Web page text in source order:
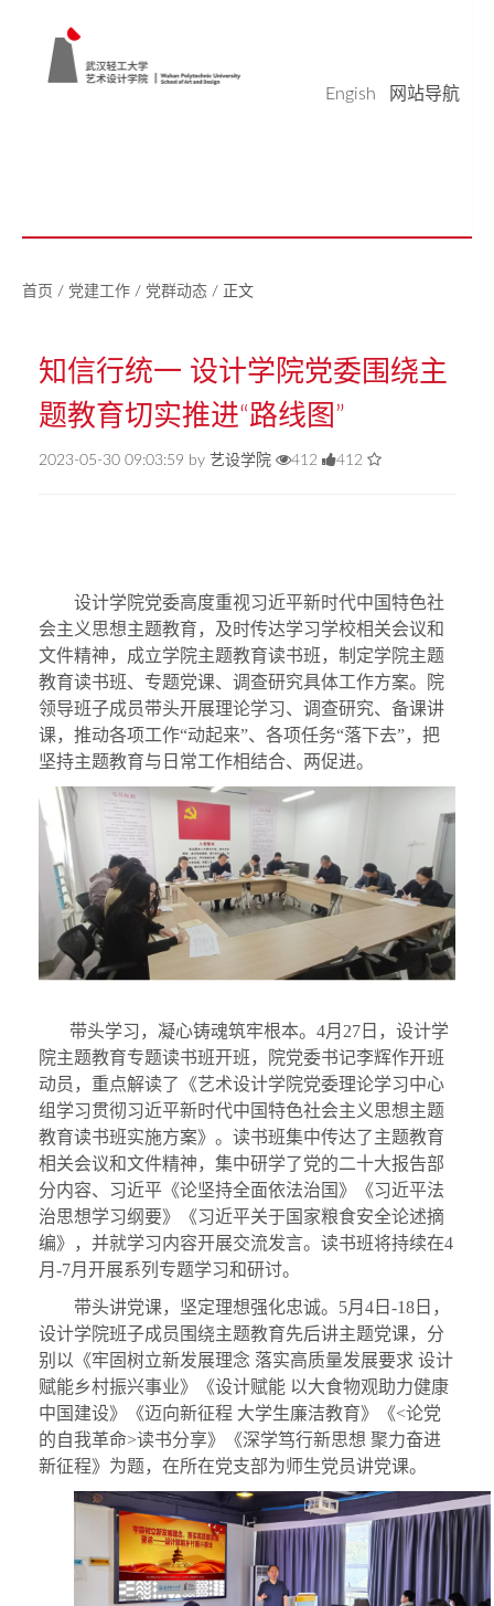
Engish
网站导航
首页 / 党建工作 / 党群动态 / 正文
知信行统一 设计学院党委围绕主
题教育切实推进“路线图”
2023-05-30 09:03:59 by 艺设学院 412 412
设计学院党委高度重视习近平新时代中国特色社
会主义思想主题教育，及时传达学习学校相关会议和
文件精神，成立学院主题教育读书班，制定学院主题
教育读书班、专题党课、调查研究具体工作方案。院
领导班子成员带头开展理论学习、调查研究、备课讲
课，推动各项工作“动起来”、各项任务“落下去”，把
坚持主题教育与日常工作相结合、两促进。
带头学习，凝心铸魂筑牢根本。 4月27日，设计学
院主题教育专题读书班开班，院党委书记李辉作开班
动员，重点解读了《艺术设计学院党委理论学习中心
组学习贯彻习近平新时代中国特色社会主义思想主题
教育读书班实施方案》。读书班集中传达了主题教育
相关会议和文件精神，集中研学了党的二十大报告部
分内容、习近平《论坚持全面依法治国》《习近平法
治思想学习纲要》《习近平关于国家粮食安全论述摘
编》，并就学习内容开展交流发言。读书班将持续在4
月-7月开展系列专题学习和研讨。
带头讲党课，坚定理想强化忠诚。 5月4日-18日，
设计学院班子成员围绕主题教育先后讲主题党课，分
别以《牢固树立新发展理念 落实高质量发展要求 设计
赋能乡村振兴事业》《设计赋能 以大食物观助力健康
中国建设》《迈向新征程 大学生廉洁教育》《<论党
的自我革命>读书分享》《深学笃行新思想 聚力奋进
新征程》为题，在所在党支部为师生党员讲党课。